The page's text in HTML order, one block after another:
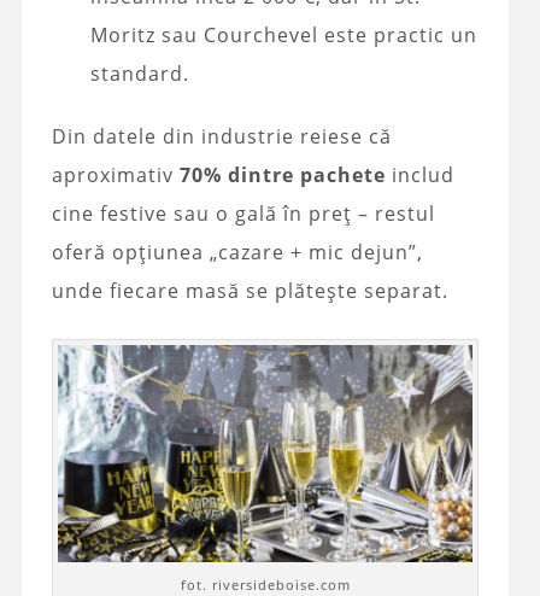
Moritz sau Courchevel este practic un
standard.
Din datele din industrie reiese că
aproximativ 70% dintre pachete includ
cine festive sau o gală în preț – restul
oferă opțiunea „cazare + mic dejun”,
unde fiecare masă se plătește separat.
fot. riversideboise.com